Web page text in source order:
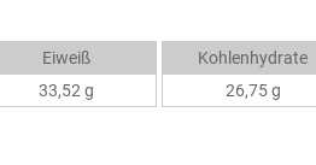
Eiweiß
33,52 g
Kohlenhydrate
26,75 g